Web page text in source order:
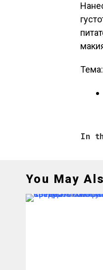
Тема:
In
You May